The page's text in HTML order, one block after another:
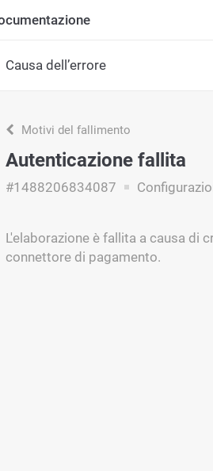
Causa dell’errore
Motivi del fallimento
Autenticazione fallita
#1488206834087
L'elaborazione è fallita a causa di
connettore di pagamento.